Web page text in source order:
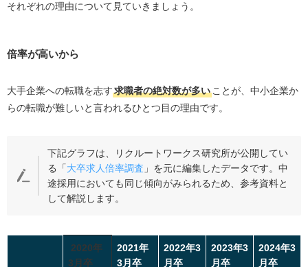
それぞれの理由について見ていきましょう。
倍率が高いから
大手企業への転職を志す求職者の絶対数が多いことが、中小企業か
らの転職が難しいと言われるひとつ目の理由です。
下記グラフは、リクルートワークス研究所が公開してい
る「大卒求人倍率調査 」を元に編集したデータです。中
途採用においても同じ傾向がみられるため、参考資料と
して解説します。
2020年
3月卒
2021年
3月卒
2022年3
月卒
2023年3
月卒
2024年3
月卒